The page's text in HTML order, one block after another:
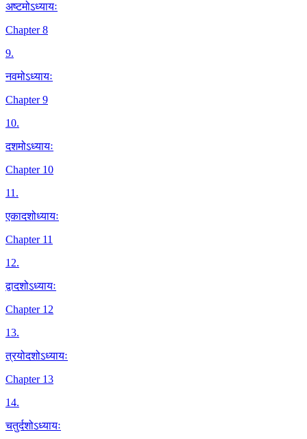
अष्टमोऽध्यायः
Chapter 8
9.
नवमोऽध्यायः
Chapter 9
10.
दशमोऽध्यायः
Chapter 10
11.
एकादशोध्यायः
Chapter 11
12.
द्वादशोऽध्यायः
Chapter 12
13.
त्रयोदशोऽध्यायः
Chapter 13
14.
चतुर्दशोऽध्यायः